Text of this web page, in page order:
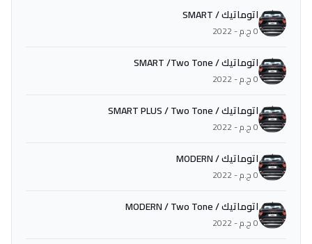
اتوماتيك / SMART
0 ج.م - 2022
اتوماتيك / SMART /Two Tone
0 ج.م - 2022
اتوماتيك / SMART PLUS / Two Tone
0 ج.م - 2022
اتوماتيك / MODERN
0 ج.م - 2022
اتوماتيك / MODERN / Two Tone
0 ج.م - 2022